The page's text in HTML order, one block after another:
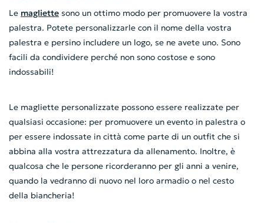
Le magliette sono un ottimo modo per promuovere la vostra
palestra. Potete personalizzarle con il nome della vostra
palestra e persino includere un logo, se ne avete uno. Sono
facili da condividere perché non sono costose e sono
indossabili!
Le magliette personalizzate possono essere realizzate per
qualsiasi occasione: per promuovere un evento in palestra o
per essere indossate in città come parte di un outfit che si
abbina alla vostra attrezzatura da allenamento. Inoltre, è
qualcosa che le persone ricorderanno per gli anni a venire,
quando la vedranno di nuovo nel loro armadio o nel cesto
della biancheria!